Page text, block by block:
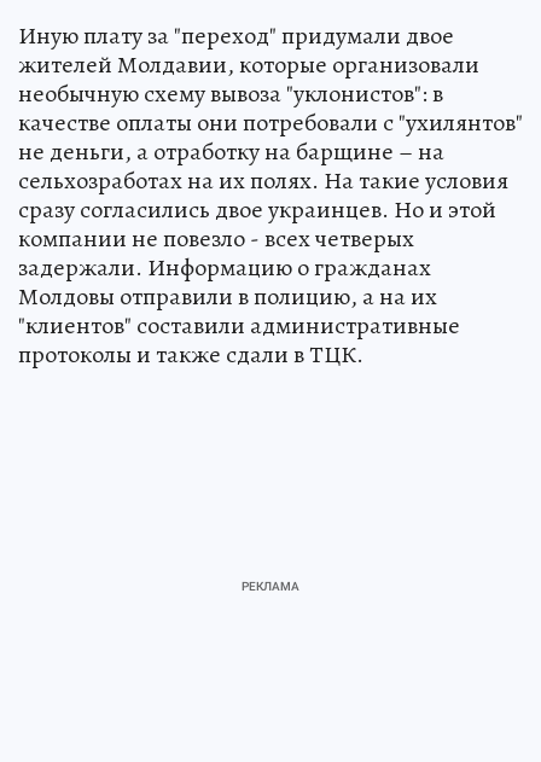
Иную плату за "переход" придумали двое
жителей Молдавии, которые организовали
необычную схему вывоза "уклонистов": в
качестве оплаты они потребовали с "ухилянтов"
не деньги, а отработку на барщине – на
сельхозработах на их полях. На такие условия
сразу согласились двое украинцев. Но и этой
компании не повезло - всех четверых
задержали. Информацию о гражданах
Молдовы отправили в полицию, а на их
"клиентов" составили административные
протоколы и также сдали в ТЦК.